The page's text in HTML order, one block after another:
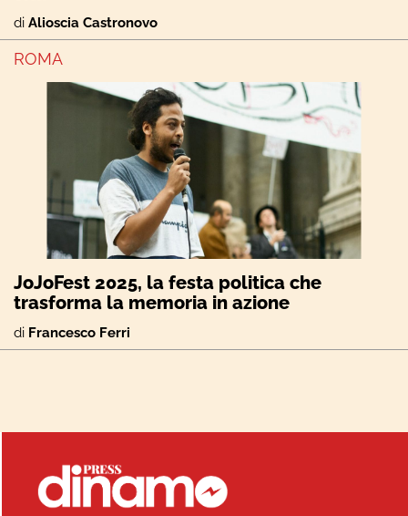
di Alioscia Castronovo
ROMA
JoJoFest 2025, la festa politica che
trasforma la memoria in azione
di Francesco Ferri